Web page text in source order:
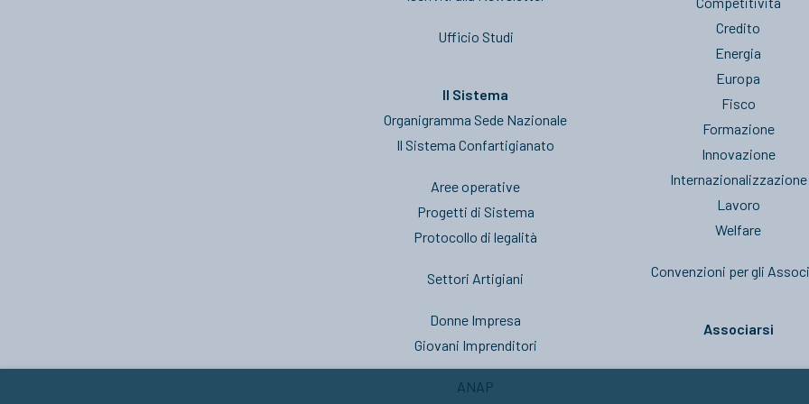
Ufficio Studi
Il Sistema
Organigramma Sede Nazionale
Il Sistema Confartigianato
Aree operative
Progetti di Sistema
Protocollo di legalità
Settori Artigiani
Donne Impresa
Giovani Imprenditori
ANAP
Credito
Energia
Europa
Fisco
Formazione
Innovazione
Internazionalizzazione
Lavoro
Welfare
Convenzioni per gli
Associarsi